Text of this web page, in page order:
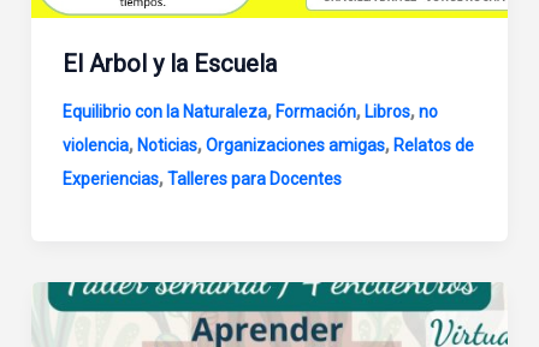
El Arbol y la Escuela
Equilibrio con la Naturaleza, Formación, Libros,no
violencia, Noticias,Organizaciones amigas, Relatos de
Experiencias,Talleres para Docentes